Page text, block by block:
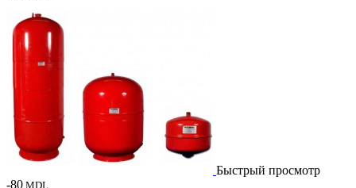
Быстрый просмотр
-80 MDL